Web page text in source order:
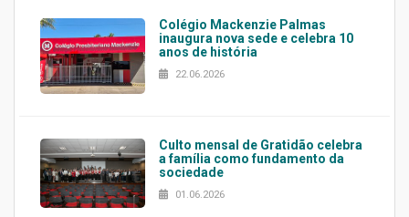
Colégio Mackenzie Palmas
inaugura nova sede e celebra 10
anos de história
22.06.2026
Culto mensal de Gratidão celebra
a família como fundamento da
sociedade
01.06.2026